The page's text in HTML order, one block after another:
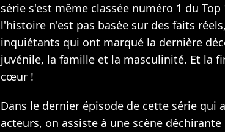
série s'est même classée numéro 1 du Top
l'histoire n'est pas basée sur des faits
inquiétants qui ont marqué la dernière
juvénile, la famille et la masculinité. Et la
cœur !
Dans le dernier épisode de cette série qui
acteurs, on assiste à une scène